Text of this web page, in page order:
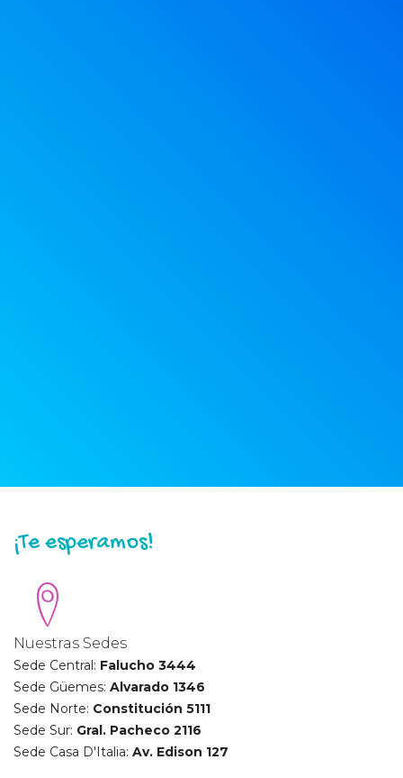
¡Te esperamos!
Nuestras Sedes
Sede Central: Falucho 3444
Sede Güemes: Alvarado 1346
Sede Norte: Constitución 5111
Sede Sur: Gral. Pacheco 2116
Sede Casa D'Italia: Av. Edison 127